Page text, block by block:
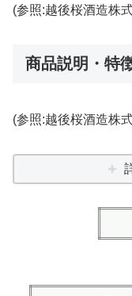
(参照:越後桜酒造株
商品説明・特
(参照:越後桜酒造株